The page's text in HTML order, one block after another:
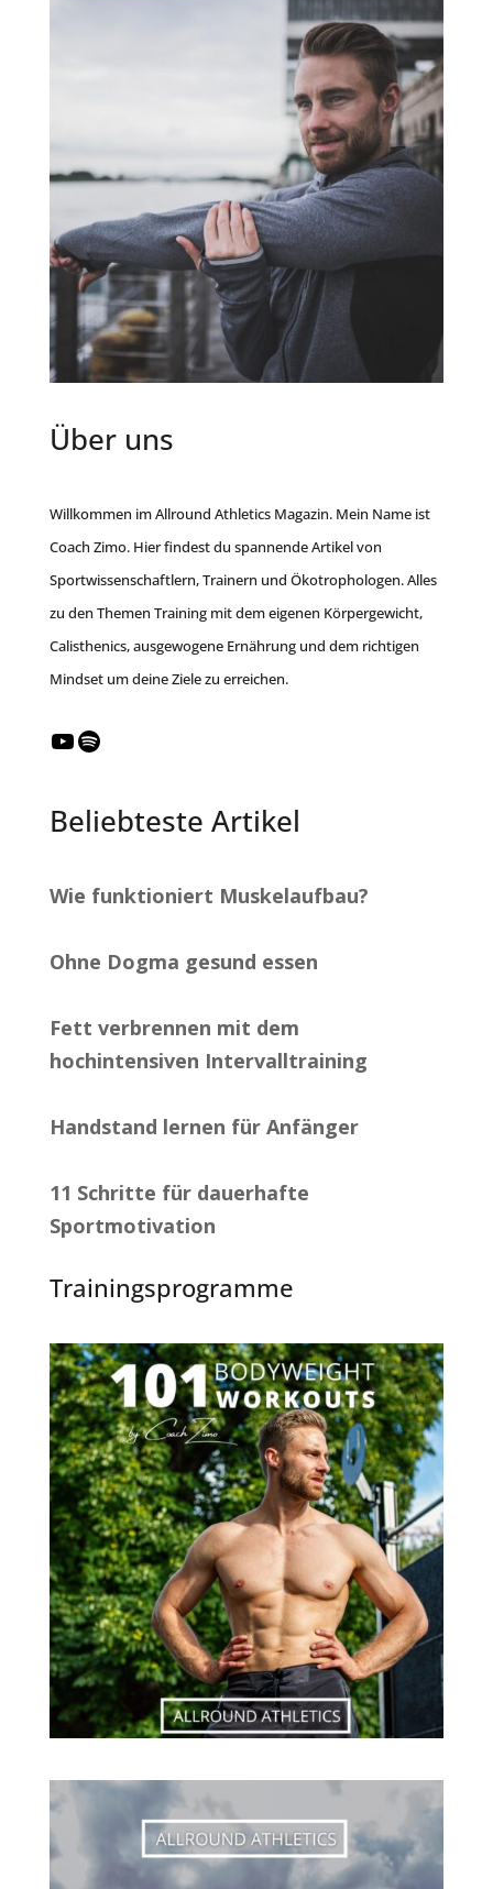
Über uns
Willkommen im Allround Athletics Magazin. Mein Name ist
Coach Zimo. Hier findest du spannende Artikel von
Sportwissenschaftlern, Trainern und Ökotrophologen. Alles
zu den Themen Training mit dem eigenen Körpergewicht,
Calisthenics, ausgewogene Ernährung und dem richtigen
Mindset um deine Ziele zu erreichen.
YouTube
Beliebteste Artikel
Wie funktioniert Muskelaufbau?
Ohne Dogma gesund essen
Fett verbrennen mit dem
hochintensiven Intervalltraining
Handstand lernen für Anfänger
11 Schritte für dauerhafte
Sportmotivation
Trainingsprogramme